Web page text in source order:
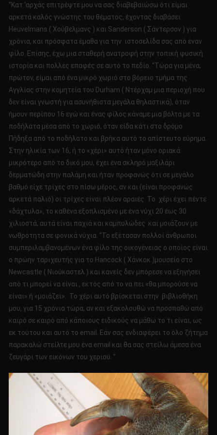
“Κατ ‘αρχάς επιτρέψτε μου να σας διαβεβαιώσω ότι είμαι
αρκετά καλός γνώστης του θέματος, έχοντας διαβάσει
Heuvelmans ( Χούβελμανς ) και Sanderson ( Σάντερσον ) για
χρόνια, και πρόσφατα έμαθα για την ιστοσελίδα σας από έναν
φίλο. Επίσης, έχω μια σταθερή ανατροφή στην τοπική φυσική
ιστορία και πολλές επαφές σε αυτό το πεδίο. “Τώρα για μένα,
πρώτον, είμαι από ένα μικρό χωριό στο βόρειο τμήμα της
Αγγλίας στην κομητεία του Durham ( Ντέρχαμ μια περιοχή που
δεν είναι γνωστή για ασυνήθιστα μεγάλα θηλαστικά), όταν
ήμουν περίπου 16 εγώ και ένας φίλος κάναμε μια βόλτα με τα
ποδήλατα μέσα από το χωριό, όταν είδα κάτι στο δρόμο.
Πήδηξα από το ποδήλατο και βρήκα αυτό το απίστευτο εύρημα.
Στην ηλικία των 16, ή το «χέρι» αυτό ήταν μόνο οριακά
μικρότερο από το δικό μου, έχει ένα σκληρό μαξιλάρι
δερματώδη στην παλάμη και ήταν προφανώς ότι σε μεγάλο
βαθμό είχε τρίχες στο πίσω μέρος, αν και (είναι προφανώς
αρκετά παλιό) οι τρίχες είναι πλέον αραιές. Το χέρι έχει πέντε
«δάχτυλα», το καθένα εξοπλισμένο με ένα νύχι 20 έως 30
χιλιοστά, αυτά είναι παχιά και καμπυλώδες και μοιάζουν με
νωθρότητα σε φονικά νύχια. “Το εξέτασαν πολλοί άνθρωποι
συμπεριλαμβανομένων ένα φίλο της οικογένειας ο οποίος είναι
ο πρώην ταριχευτής για το Hancock ( Χάνκοκ )μουσείο στο
Newcastle ( Νιούκαστελ ) και κανείς δεν μπόρεσε να εξηγήσει
από τι μπορεί να είναι , εκτός από το να πει «θα μπορούσε να
είναι» ή «μοιάζει». Το χέρι αυτό βρίσκεται στην βιβλιοθήκη
μου, για 15 χρόνια τώρα, αν και εξακολουθώ να προσπαθώ από
καιρό σε καιρό από κάποιους ειδικούς να μάθω το τι είναι, ως
εκ τούτου και αυτό το email. Εάν σας ενδιαφέρει το όλο ζήτημα
παρακαλώ στείλτε μου ένα email και θα σας στείλω άμεσα ένα
ζευγάρι των εικόνων του χεριού. ”